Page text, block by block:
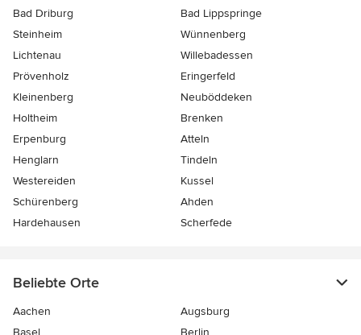
Bad Driburg
Bad Lippspringe
Steinheim
Wünnenberg
Lichtenau
Willebadessen
Prövenholz
Eringerfeld
Kleinenberg
Neuböddeken
Holtheim
Brenken
Erpenburg
Atteln
Henglarn
Tindeln
Westereiden
Kussel
Schürenberg
Ahden
Hardehausen
Scherfede
Beliebte Orte
Aachen
Augsburg
Basel
Berlin